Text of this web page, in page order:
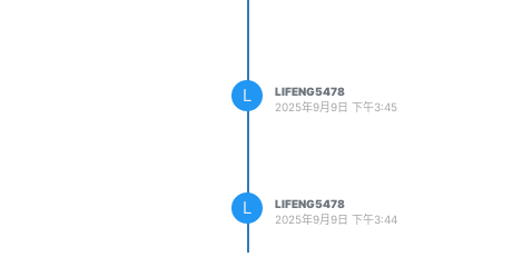
L
LIFENG5478
2025年9月9日 下午3:45
L
LIFENG5478
2025年9月9日 下午3:44